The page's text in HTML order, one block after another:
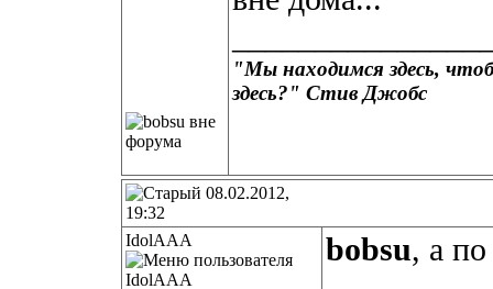
"Мы находимся здесь,
здесь?" Стив Джобс
08.02.2012,
19:32
IdolAAA
bobsu, а